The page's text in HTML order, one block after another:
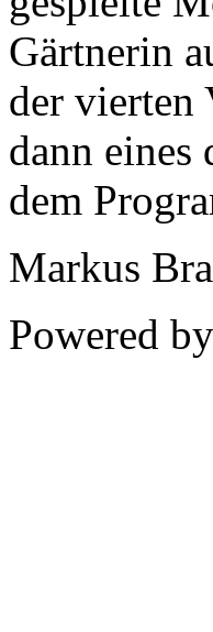
Gärtnerin
der vierten
dann eines
dem
Markus
Powered by